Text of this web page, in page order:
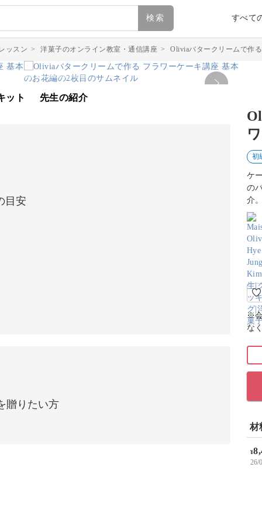
検索 すべて
ッスン > 洋菓子のオンライン教室・通信講座 > Oliviaバタークリームで作
初
ケ
の
介。
※会
な
材
¥
26/
ット 先生の紹介
目安
贈りたい方